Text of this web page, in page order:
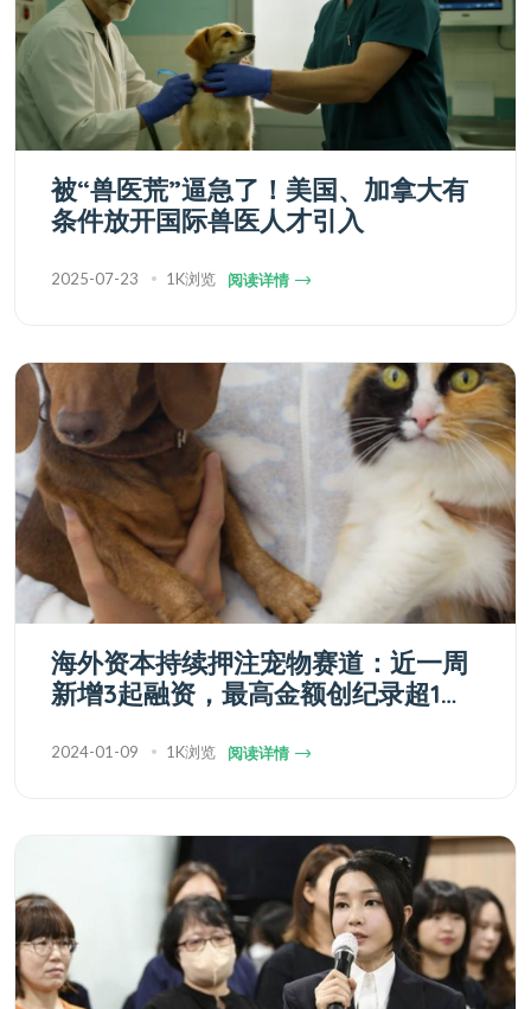
被“兽医荒”逼急了！美国、加拿大有
条件放开国际兽医人才引入
2025-07-23 1K浏览 阅读详情
海外资本持续押注宠物赛道：近一周
新增3起融资，最高金额创纪录超1亿
2024-01-09 1K浏览 阅读详情